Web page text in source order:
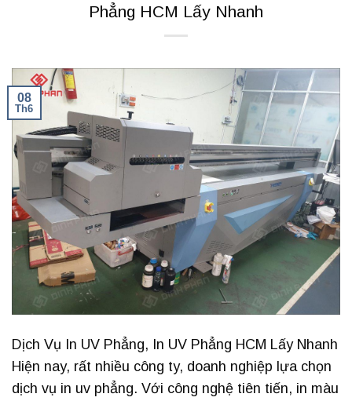
Phẳng HCM Lấy Nhanh
08
Th6
Dịch Vụ In UV Phẳng, In UV Phẳng HCM Lấy Nhanh
Hiện nay, rất nhiều công ty, doanh nghiệp lựa chọn
dịch vụ in uv phẳng. Với công nghệ tiên tiến, in màu